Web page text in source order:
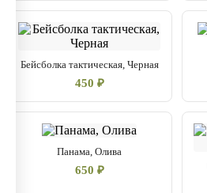
Бейсболка тактическая, Черная
450 ₽
Панама, Олива
650 ₽